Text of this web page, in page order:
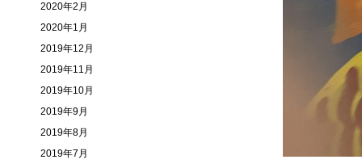
2020年2月
2020年1月
2019年12月
2019年11月
2019年10月
2019年9月
2019年8月
2019年7月